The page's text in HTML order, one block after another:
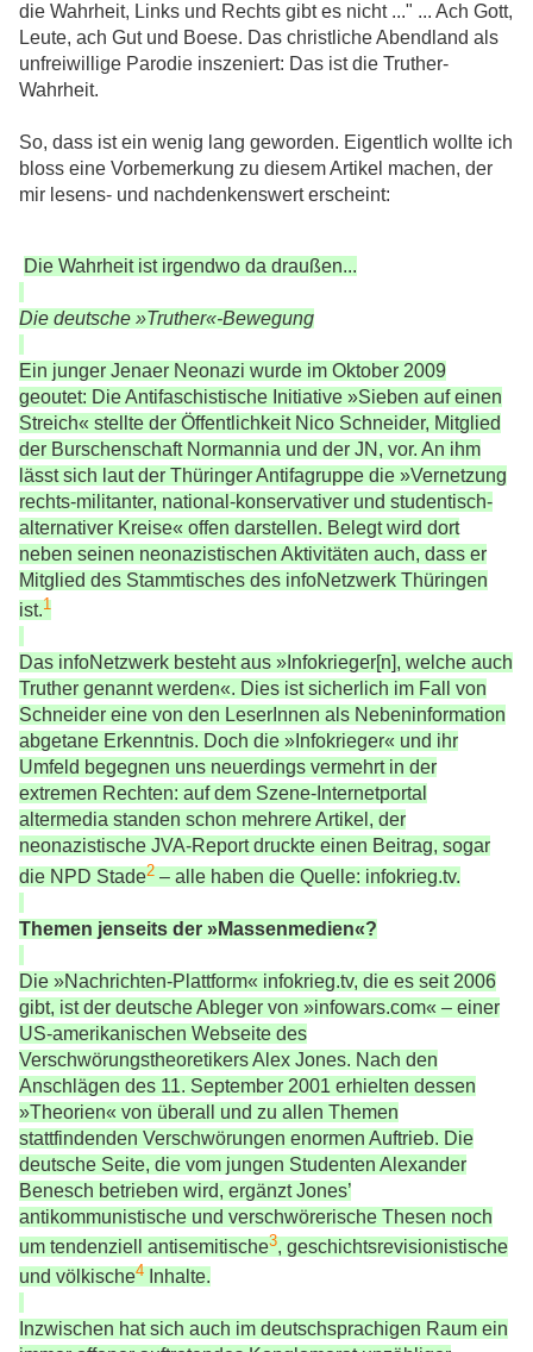
die Wahrheit, Links und Rechts gibt es nicht ..." ... Ach Gott,
Leute, ach Gut und Boese. Das christliche Abendland als
unfreiwillige Parodie inszeniert: Das ist die Truther-
Wahrheit.
So, dass ist ein wenig lang geworden. Eigentlich wollte ich
bloss eine Vorbemerkung zu diesem Artikel machen, der
mir lesens- und nachdenkenswert erscheint:
Die Wahrheit ist irgendwo da draußen...
Die deutsche »Truther«-Bewegung
Ein junger Jenaer Neonazi wurde im Oktober 2009
geoutet: Die Antifaschistische Initiative »Sieben auf einen
Streich« stellte der Öffentlichkeit Nico Schneider, Mitglied
der Burschenschaft Normannia und der JN, vor. An ihm
lässt sich laut der Thüringer Antifagruppe die »Vernetzung
rechts-militanter, national-konservativer und studentisch-
alternativer Kreise« offen darstellen. Belegt wird dort
neben seinen neonazistischen Aktivitäten auch, dass er
Mitglied des Stammtisches des infoNetzwerk Thüringen
ist.1
Das infoNetzwerk besteht aus »Infokrieger[n], welche auch
Truther genannt werden«. Dies ist sicherlich im Fall von
Schneider eine von den LeserInnen als Nebeninformation
abgetane Erkenntnis. Doch die »Infokrieger« und ihr
Umfeld begegnen uns neuerdings vermehrt in der
extremen Rechten: auf dem Szene-Internetportal
altermedia standen schon mehrere Artikel, der
neonazistische JVA-Report druckte einen Beitrag, sogar
die NPD Stade2 – alle haben die Quelle: infokrieg.tv.
Themen jenseits der »Massenmedien«?
Die »Nachrichten-Plattform« infokrieg.tv, die es seit 2006
gibt, ist der deutsche Ableger von »infowars.com« – einer
US-amerikanischen Webseite des
Verschwörungstheoretikers Alex Jones. Nach den
Anschlägen des 11. September 2001 erhielten dessen
»Theorien« von überall und zu allen Themen
stattfindenden Verschwörungen enormen Auftrieb. Die
deutsche Seite, die vom jungen Studenten Alexander
Benesch betrieben wird, ergänzt Jones’
antikommunistische und verschwörerische Thesen noch
um tendenziell antisemitische3, geschichtsrevisionistische
und völkische4 Inhalte.
Inzwischen hat sich auch im deutschsprachigen Raum ein